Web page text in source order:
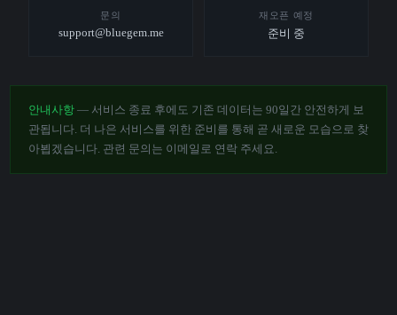
문의
support@bluegem.me
재오픈 예정
준비 중
안내사항 — 서비스 종료 후에도 기존 데이터는 90일간 안전하게 보
관됩니다. 더 나은 서비스를 위한 준비를 통해 곧 새로운 모습으로 찾
아뵙겠습니다. 관련 문의는 이메일로 연락 주세요.